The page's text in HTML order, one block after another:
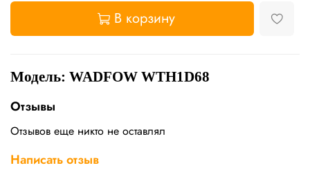
В корзину
Модель: WADFOW WTH1D68
Отзывы
Отзывов еще никто не оставлял
Написать отзыв